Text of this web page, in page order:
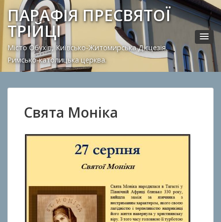
ПАРАФІЯ ПРЕСВЯТОЇ
ТРІЙЦІ
Місто Обухів, Київсько-Житомирська Дієцезія.
Римсько-католицька церква.
Свята Моніка